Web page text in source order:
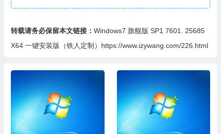
转载请务必保留本文链接： Windows7 旗舰版 SP1 7601. 25685
X64 一键安装版（铁人定制）https://www.izywang.com/226.html